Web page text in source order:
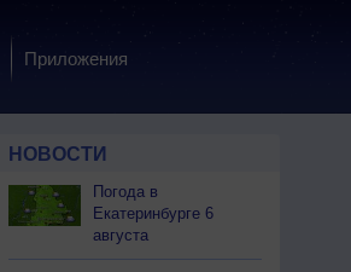
Приложения
НОВОСТИ
Погода в
Екатеринбурге 6
августа